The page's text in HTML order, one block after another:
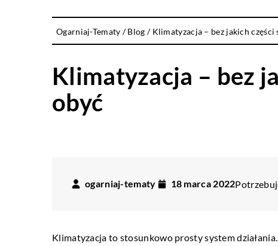
Ogarniaj-Tematy /Blog / Klimatyzacja – bez jakich części
Klimatyzacja – bez
obyć
ogarniaj-tematy 18 marca 2022
Klimatyzacja to stosunkowo prosty system